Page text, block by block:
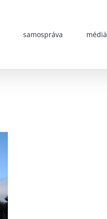
samospráva médiá